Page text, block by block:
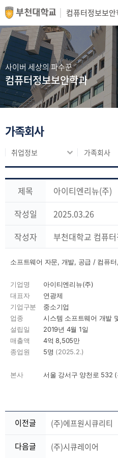
컴퓨터정보보
사이버 세상의 파수꾼
컴퓨터정보보안학과
가족회사
취업정보 가족회사
제목
아이티엔리뉴(주)
작성일
2025.03.26
작성자
부천대학교 컴퓨
소프트웨어 자문, 개발, 공급 / 컴퓨
기업명
아이티엔리뉴(주)
대표자
연광제
기업구분
중소기업
업종
시스템 소프트웨어 개발
설립일
2019년 4월 1일
매출액
4억 8,505만
종업원
5명 (2025.2.)
본사 서울 강서구 양천로 532
이전글 (주)에프원시큐리티
다음글 (주)시큐레이어